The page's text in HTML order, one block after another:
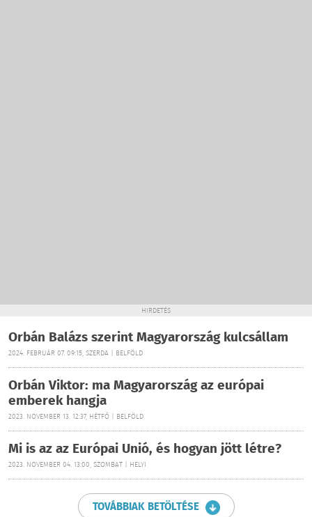
HIRDETÉS
Orbán Balázs szerint Magyarország kulcsállam
2024. FEBRUÁR 07. 09:15, SZERDA | BELFÖLD
Orbán Viktor: ma Magyarország az európai
emberek hangja
2023. NOVEMBER 13. 12:37, HÉTFŐ | BELFÖLD
Mi is az az Európai Unió, és hogyan jött létre?
2023. NOVEMBER 04. 13:00, SZOMBAT | HELYI
TOVÁBBIAK BETÖLTÉSE